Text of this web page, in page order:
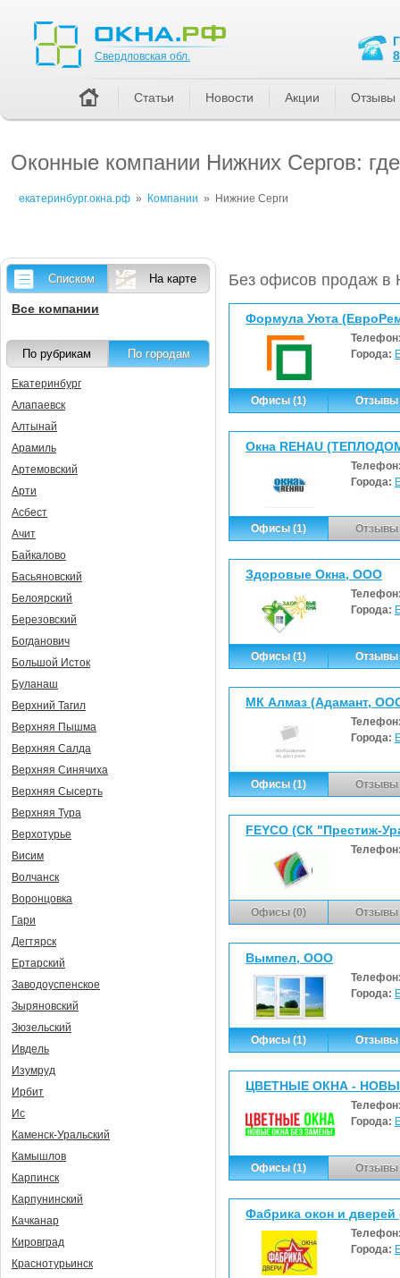
Оконные компании Нижних Сергов:
екатеринбург.окна.рф » Компании » Нижние Серги
Без офисов продаж в
Формула Уюта
Города:
Офисы (1) Отзывы
Окна REHAU
Города:
Офисы (1) Отзывы
Здоровые Окна, ООО
Города:
Офисы (1) Отзывы
МК Алмаз (Адамант,
Города:
Офисы (1) Отзывы
FEYCO (СК "Престиж-
Офисы (0) Отзывы
Вымпел, ООО
Города:
Офисы (1) Отзывы
ЦВЕТНЫЕ ОКНА -
Города:
Офисы (1) Отзывы
Фабрика окон и
Города:
Списком На карте
Все компании
По рубрикам По городам
Екатеринбург
Алапаевск
Алтынай
Арамиль
Артемовский
Арти
Асбест
Ачит
Байкалово
Басьяновский
Белоярский
Березовский
Богданович
Большой Исток
Буланаш
Верхний Тагил
Верхняя Пышма
Верхняя Салда
Верхняя Синячиха
Верхняя Сысерть
Верхняя Тура
Верхотурье
Висим
Волчанск
Воронцовка
Гари
Дегтярск
Ертарский
Заводоуспенское
Зыряновский
Зюзельский
Ивдель
Изумруд
Ирбит
Ис
Каменск-Уральский
Камышлов
Карпинск
Карпунинский
Качканар
Кировград
Краснотурьинск
Свердловская обл.
Статьи Новости Акции Отзывы